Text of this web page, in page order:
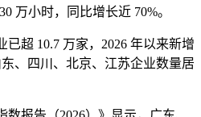
万小时，同比增长近 70%。
已超 10.7 万家，2026 年以来新增
、四川、北京、江苏企业数量居